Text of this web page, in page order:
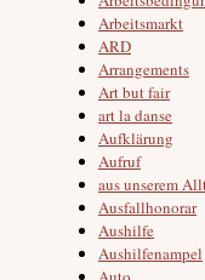
Arbeitsmarkt
ARD
Arrangements
Art but fair
art la danse
Aufklärung
Aufruf
aus unserem
Ausfallhonorar
Aushilfe
Aushilfenampel